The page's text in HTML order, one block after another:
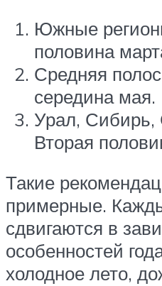
Южные
половина
Средняя
середина мая.
Урал, Сибирь,
Вторая
Такие
примерные.
сдвигаются в
особенностей
холодное лето,